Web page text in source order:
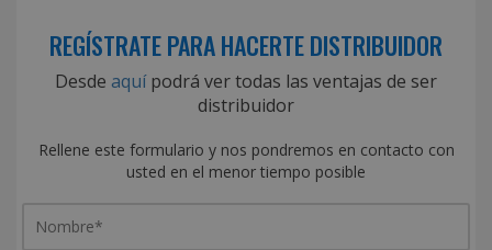
REGÍSTRATE PARA HACERTE DISTRIBUIDOR
Desde aquípodrá ver todas las ventajas de ser
distribuidor
Rellene este formulario y nos pondremos en contacto con
usted en el menor tiempo posible